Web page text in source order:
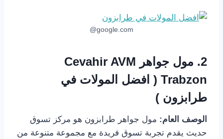
google.com@
2.
مول جواهر Cevahir AVM
Trabzon ( افضل المولات في
طرابزون )
الوصف العام: مول جواهر طرابزون هو مركز تسوق
حديث يقدم تجربة تسوق فريدة مع مجموعة متنوعة من